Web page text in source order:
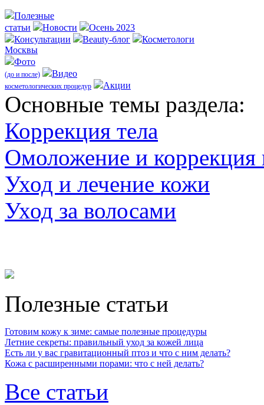
Полезные
статьи
Новости
Осень 2023
Консультации
Beauty-блог
Косметологи
Москвы
Фото
(до и после) Видео
косметологических процедур Акции
Оcновные темы раздела:
Коррекция тела
Омоложение и коррекция
Уход и лечение кожи
Уход за волосами
Полезные статьи
Готовим кожу к зиме: самые полезные процедуры
Летние секреты: правильный уход за кожей лица
Есть ли у вас гравитационный птоз и что с ним делать?
Кожа с расширенными порами: что с ней делать?
Все статьи